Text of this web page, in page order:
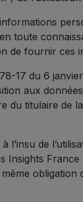
toute
de fournir ces
17 du 6
aux
du titulaire de
l’insu de